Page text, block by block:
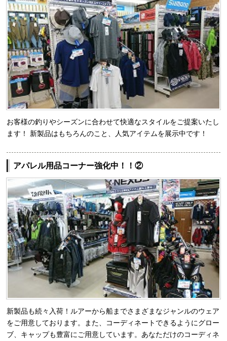
お客様の釣りやシーズンに合わせて快適なスタイルをご提案いたし
ます！ 新製品はもちろんのこと、人気アイテムを展示中です！
アパレル用品コーナー強化中！！②
新製品も続々入荷！ルアーから船までさまざまなジャンルのウェア
をご用意しております。また、コーディネートできるようにグロー
ブ、キャップも豊富にご用意しています。あなただけのコーディネ